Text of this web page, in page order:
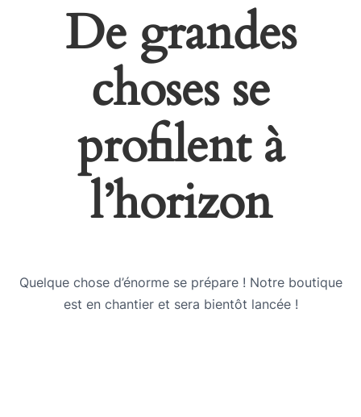
De grandes
choses se
profilent à
l’horizon
Quelque chose d’énorme se prépare ! Notre boutique
est en chantier et sera bientôt lancée !